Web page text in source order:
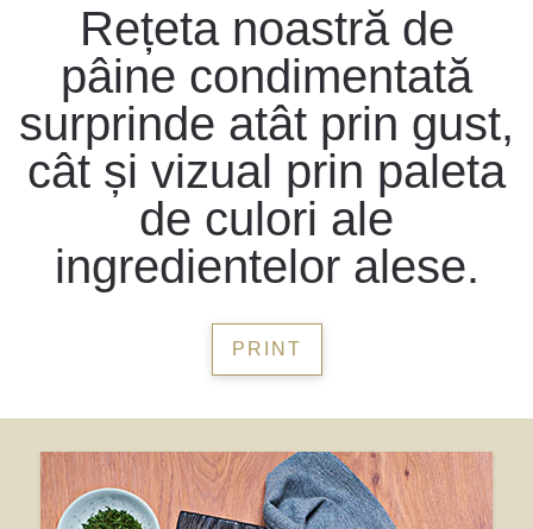
Rețeta noastră de
pâine condimentată
surprinde atât prin gust,
cât și vizual prin paleta
de culori ale
ingredientelor alese.
PRINT